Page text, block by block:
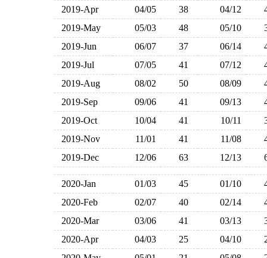
2019-Apr
04/05 38 04/12
2019-May
05/03 48 05/10
2019-Jun
06/07 37 06/14
2019-Jul
07/05 41 07/12
2019-Aug
08/02 50 08/09
2019-Sep
09/06 41 09/13
2019-Oct
10/04 41 10/11
2019-Nov
11/01 41 11/08
2019-Dec
12/06 63 12/13
2020-Jan 01/03 45 01/10
2020-Feb
02/07 40 02/14
2020-Mar
03/06 41 03/13
2020-Apr
04/03 25 04/10